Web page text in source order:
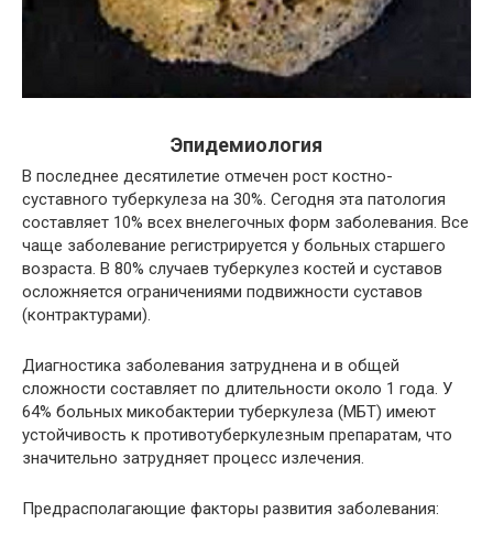
Эпидемиология
В последнее десятилетие отмечен рост костно-
суставного туберкулеза на 30%. Сегодня эта патология
составляет 10% всех внелегочных форм заболевания. Все
чаще заболевание регистрируется у больных старшего
возраста. В 80% случаев туберкулез костей и суставов
осложняется ограничениями подвижности суставов
(контрактурами).
Диагностика заболевания затруднена и в общей
сложности составляет по длительности около 1 года. У
64% больных микобактерии туберкулеза (МБТ) имеют
устойчивость к противотуберкулезным препаратам, что
значительно затрудняет процесс излечения.
Предрасполагающие факторы развития заболевания: